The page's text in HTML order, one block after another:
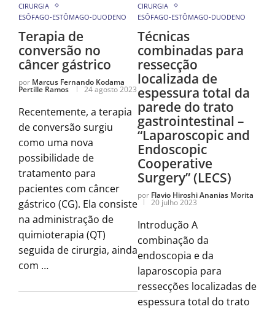
CIRURGIA
ESÔFAGO-ESTÔMAGO-DUODENO
Terapia de
conversão no
câncer gástrico
por Marcus Fernando Kodama
Pertille Ramos 24 agosto 2023
Recentemente, a terapia
de conversão surgiu
como uma nova
possibilidade de
tratamento para
pacientes com câncer
gástrico (CG). Ela consiste
na administração de
quimioterapia (QT)
seguida de cirurgia, ainda
com …
CIRURGIA
ESÔFAGO-ESTÔMAGO-DUODENO
Técnicas
combinadas para
ressecção
localizada de
espessura total da
parede do trato
gastrointestinal –
“Laparoscopic and
Endoscopic
Cooperative
Surgery” (LECS)
por Flavio Hiroshi Ananias Morita
20 julho 2023
Introdução A
combinação da
endoscopia e da
laparoscopia para
ressecções localizadas de
espessura total do trato